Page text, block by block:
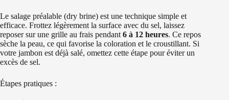
Le salage préalable (dry brine) est une technique simple et
efficace. Frottez légèrement la surface avec du sel, laissez
reposer sur une grille au frais pendant6 à 12 heures. Ce repos
sèche la peau, ce qui favorise la coloration et le croustillant. Si
votre jambon est déjà salé, omettez cette étape pour éviter un
excès de sel.
Étapes pratiques :